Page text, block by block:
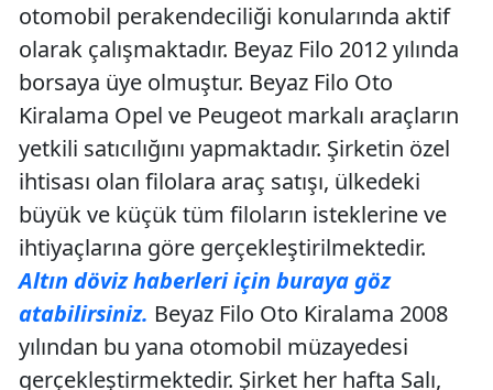
otomobil perakendeciliği konularında aktif
olarak çalışmaktadır. Beyaz Filo 2012 yılında
borsaya üye olmuştur. Beyaz Filo Oto
Kiralama Opel ve Peugeot markalı araçların
yetkili satıcılığını yapmaktadır. Şirketin özel
ihtisası olan filolara araç satışı, ülkedeki
büyük ve küçük tüm filoların isteklerine ve
ihtiyaçlarına göre gerçekleştirilmektedir.
Altın döviz haberleri için buraya göz
atabilirsiniz. Beyaz Filo Oto Kiralama 2008
yılından bu yana otomobil müzayedesi
gerçekleştirmektedir. Şirket her hafta Salı,